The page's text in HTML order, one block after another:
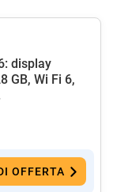
display
GB, Wi Fi 6,
OFFERTA